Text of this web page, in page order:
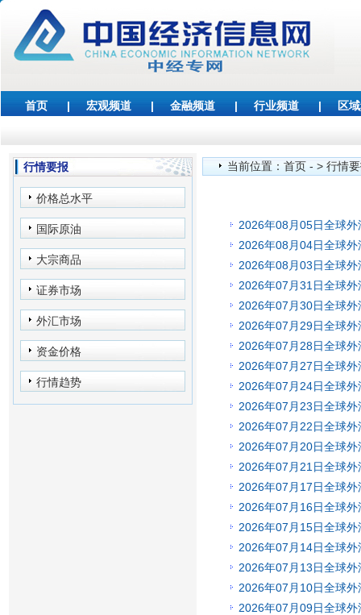
首页 | 宏观频道 | 金融频道 | 行业频道 | 区
行情要报
价格总水平
国际原油
大宗商品
证券市场
外汇市场
资金价格
行情趋势
当前位置： 首页 - > 行情
2026年08月05日全球外
2026年08月04日全球外
2026年08月03日全球外
2026年07月31日全球外
2026年07月30日全球外
2026年07月29日全球外
2026年07月28日全球外
2026年07月27日全球外
2026年07月24日全球外
2026年07月23日全球外
2026年07月22日全球外
2026年07月20日全球外
2026年07月21日全球外
2026年07月17日全球外
2026年07月16日全球外
2026年07月15日全球外
2026年07月14日全球外
2026年07月13日全球外
2026年07月10日全球外
2026年07月09日全球外